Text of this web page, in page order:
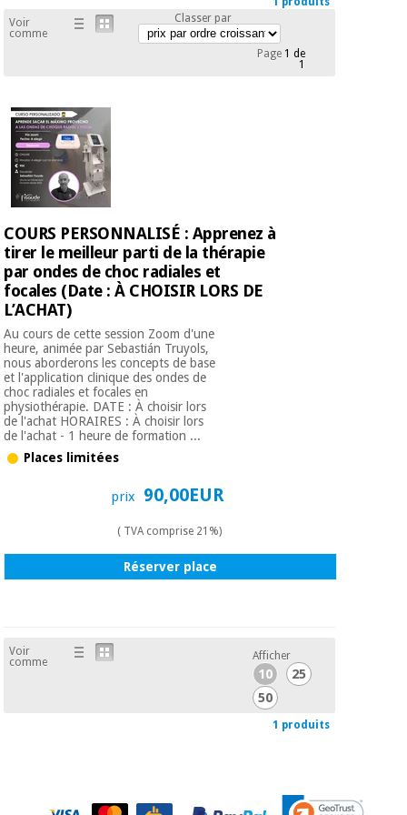
Outlet
Académie
Fisaude
médical
Mobilier
clinique
Armoires
thérapeutiques
Matériel de
protection
essentiel
pour les
coronavirus
Aérobic,
fitness
et
pilates
Armoires
Orthopédie
Offres
Académie
Tech
Fisaude
Dentisterie
médical
Médecine
traditionnelle
chinoise
Mobilier
clinique
Armoires
thérapeutiques
Matériel de
protection
essentiel
pour les
et
Sports
Voir
comme
Classer par
Page1 de
1
COURS PERSONNALISÉ : Apprenez à
tirer le meilleur parti de la thérapie
par ondes de choc radiales et
focales (Date : À CHOISIR LORS DE
L’ACHAT)
Au cours de cette session Zoom d'une
heure, animée par Sebastián Truyols,
nous aborderons les concepts de base
et l'application clinique des ondes de
choc radiales et focales en
physiothérapie. DATE : À choisir lors
de l'achat HORAIRES : À choisir lors
de l'achat - 1 heure de formation ...
Places limitées
prix 90,00EUR
( TVA comprise 21%)
Réserver place
Voir
comme
Afficher
10
25
50
1 produits